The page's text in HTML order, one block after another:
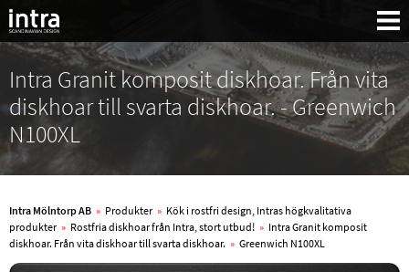
Intra Granit komposit diskhoar. Från vita
diskhoar till svarta diskhoar. - Greenwich
N100XL
Intra Mölntorp AB » Produkter » Kök i rostfri design, Intras högkvalitativa
produkter » Rostfria diskhoar från Intra, stort utbud! » Intra Granit komposit
diskhoar. Från vita diskhoar till svarta diskhoar. » Greenwich N100XL